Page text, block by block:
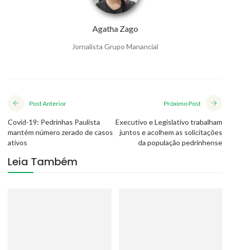
Agatha Zago
Jornalista Grupo Manancial
Post Anterior
Covid-19: Pedrinhas Paulista
mantém número zerado de casos
ativos
Próximo Post
Executivo e Legislativo trabalham
juntos e acolhem as solicitações
da população pedrinhense
Leia Também